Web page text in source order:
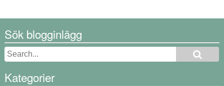
Sök blogginlägg
Kategorier